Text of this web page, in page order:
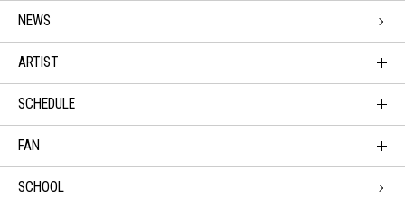
NEWS
ARTIST
SCHEDULE
FAN
SCHOOL